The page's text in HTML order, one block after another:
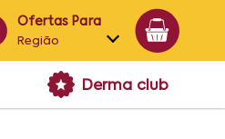
Ofertas Para
Região
Alagoas
Derma club